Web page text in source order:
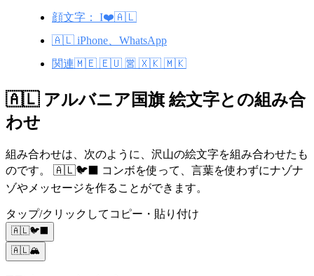
顔文字： I❤️🇦🇱
🇦🇱 iPhone、WhatsApp
関連🇲🇪 🇪🇺 🈺 🇽🇰 🇲🇰
🇦🇱 アルバニア国旗 絵文字との組み合
わせ
組み合わせは、次のように、沢山の絵文字を組み合わせたも
のです。 🇦🇱🐦⬛ コンボを使って、言葉を使わずにナゾナ
ゾやメッセージを作ることができます。
タップ/クリックしてコピー・貼り付け
🇦🇱🐦⬛
🇦🇱🏔️